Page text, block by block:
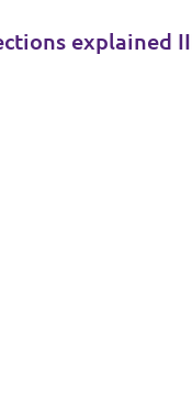
explained